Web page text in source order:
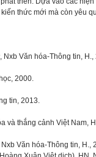
thức mới mà còn yêu
Văn hóa-Thông tin, H.,
2000.
tin, 2013.
và thắng cảnh Việt Nam,
Văn hóa-Thông tin, H.,